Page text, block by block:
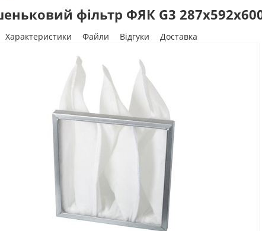
фільтр ФЯК G3
Характеристики Файли Відгуки
Доставка